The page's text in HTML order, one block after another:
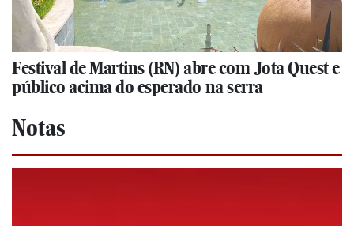
Festival de Martins (RN) abre com Jota Quest e
público acima do esperado na serra
Notas